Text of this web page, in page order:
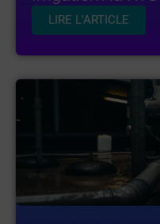
LIRE L'ARTICLE